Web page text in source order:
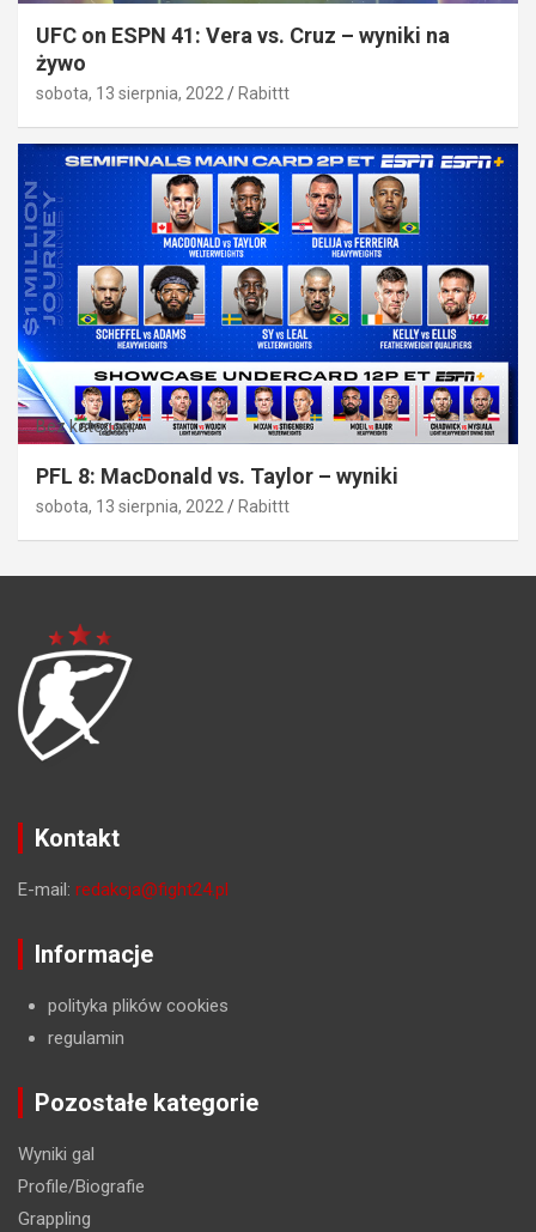
UFC on ESPN 41: Vera vs. Cruz – wyniki na
żywo
sobota, 13 sierpnia, 2022 Rabittt
Bez kategorii
PFL 8: MacDonald vs. Taylor – wyniki
sobota, 13 sierpnia, 2022 Rabittt
Kontakt
E-mail: redakcja@fight24.pl
Informacje
polityka plików cookies
regulamin
Pozostałe kategorie
Wyniki gal
Profile/Biografie
Grappling